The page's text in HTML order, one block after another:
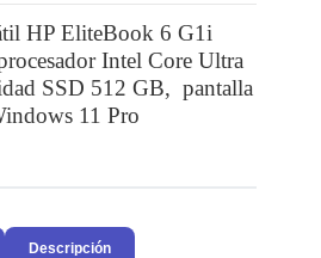
HP EliteBook 6 G1i
Intel Core Ultra
SSD 512 GB, pantalla
11 Pro
Descripción